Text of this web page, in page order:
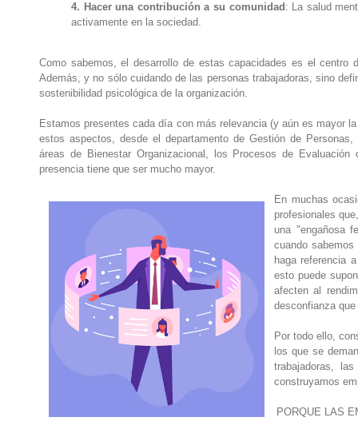
4. Hacer una contribución a su comunidad : La salud
activamente en la sociedad.
Como sabemos, el desarrollo de estas capacidades es el
Además, y no sólo cuidando de las personas trabajadoras, sino
sostenibilidad psicológica de la organización.
Estamos presentes cada día con más relevancia (y aún es mayor
estos aspectos, desde el departamento de Gestión de
áreas de Bienestar Organizacional, los Procesos de
presencia tiene que ser mucho mayor.
En muchas
profesionales
una "engañosa
cuando
haga referencia
esto puede
afecten al
desconfianza
Por todo ello,
los que se
trabajadoras,
construyamos
PORQUE LAS